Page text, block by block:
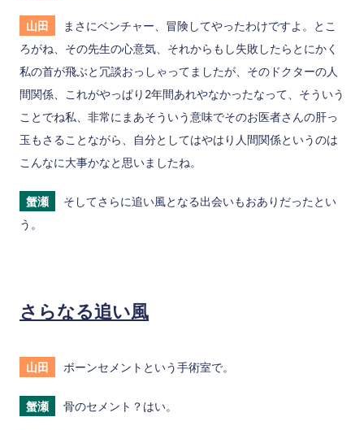
山田
まさにベンチャー、冒険してやったわけですよ。とこ
ろがね、その先生の心意気、それからもし失敗したらとにかく
私の首が飛ぶと冗談おっしゃってましたが、そのドクターの人
間関係、これがやっぱり2年間あれやなかったなって、そういう
ことでね私、非常にまあそういう意味でそのお医者さんの肝っ
玉もさることながら、自分としてはやはり人間関係というのは
こんなに大事かなと思いましたね。
蟹瀬
そしてさらに追い風となる出会いもおありだったとい
う。
さらなる追い風
山田 ボーンセメントという手術室で。
蟹瀬 骨のセメント？はい。